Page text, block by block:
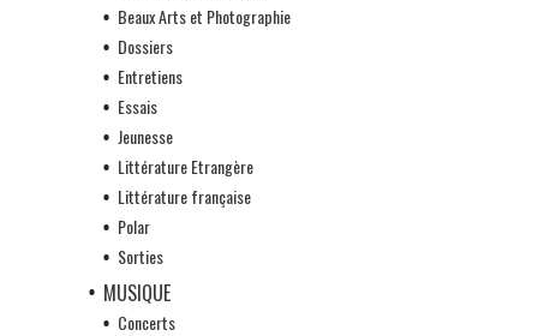
Beaux Arts et Photographie
Dossiers
Entretiens
Essais
Jeunesse
Littérature Etrangère
Littérature française
Polar
Sorties
MUSIQUE
Concerts